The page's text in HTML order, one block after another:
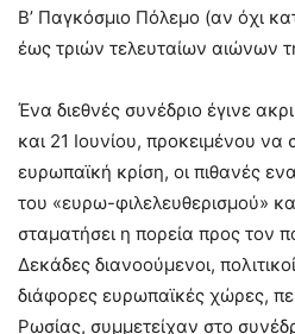
Β’ Παγκόσμιο Πόλεμο (αν όχι
έως τριών τελευταίων αιώνων
Ένα διεθνές συνέδριο έγινε
και 21 Ιουνίου, προκειμένου να
ευρωπαϊκή κρίση, οι πιθανές
του «ευρω-φιλελευθερισμού»
σταματήσει η πορεία προς τον
Δεκάδες διανοούμενοι,
διάφορες ευρωπαϊκές χώρες,
Ρωσίας, συμμετείχαν στο